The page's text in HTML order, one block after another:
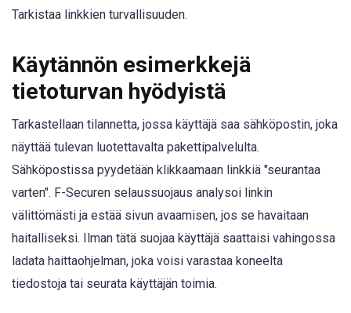
Tarkistaa linkkien turvallisuuden.
Käytännön esimerkkejä
tietoturvan hyödyistä
Tarkastellaan tilannetta, jossa käyttäjä saa sähköpostin, joka
näyttää tulevan luotettavalta pakettipalvelulta.
Sähköpostissa pyydetään klikkaamaan linkkiä "seurantaa
varten". F-Securen selaussuojaus analysoi linkin
välittömästi ja estää sivun avaamisen, jos se havaitaan
haitalliseksi. Ilman tätä suojaa käyttäjä saattaisi vahingossa
ladata haittaohjelman, joka voisi varastaa koneelta
tiedostoja tai seurata käyttäjän toimia.